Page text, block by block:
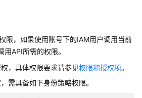
限，如果使用账号下的IAM用户调用当前
API所需的权限。
，具体权限要求请参见权限和授权项。
需具备如下身份策略权限。